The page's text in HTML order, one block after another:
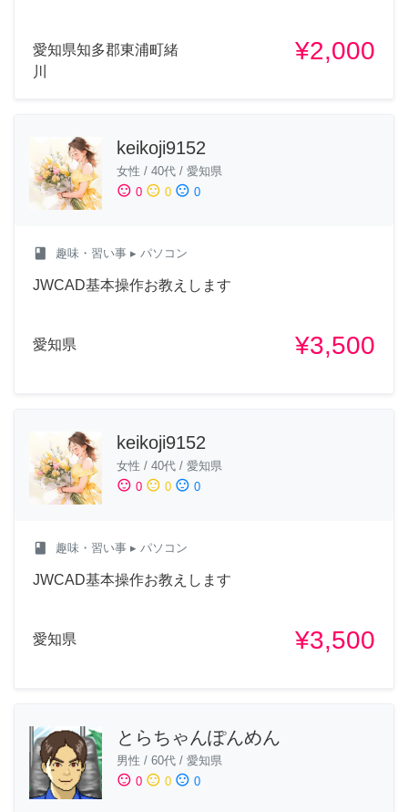
愛知県知多郡東浦町緒
川
¥2,000
keikoji9152
女性 / 40代 / 愛知県
sentiment_satisfied 0 sentiment_neutral 0 sentiment_dissatisfied 0
class 趣味・習い事 ▸ パソコン
JWCAD基本操作お教えします
愛知県 ¥3,500
keikoji9152
女性 / 40代 / 愛知県
sentiment_satisfied 0 sentiment_neutral 0 sentiment_dissatisfied 0
class 趣味・習い事 ▸ パソコン
JWCAD基本操作お教えします
愛知県 ¥3,500
とらちゃんぽんめん
男性 / 60代 / 愛知県
sentiment_satisfied 0 sentiment_neutral 0 sentiment_dissatisfied 0